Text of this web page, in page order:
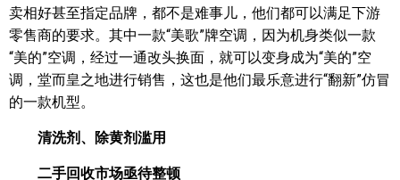
卖相好甚至指定品牌，都不是难事儿，他们都可以满足下游
零售商的要求。其中一款“美歌”牌空调，因为机身类似一款
“美的”空调，经过一通改头换面，就可以变身成为“美的”空
调，堂而皇之地进行销售，这也是他们最乐意进行“翻新”仿冒
的一款机型。
清洗剂、除黄剂滥用
二手回收市场亟待整顿